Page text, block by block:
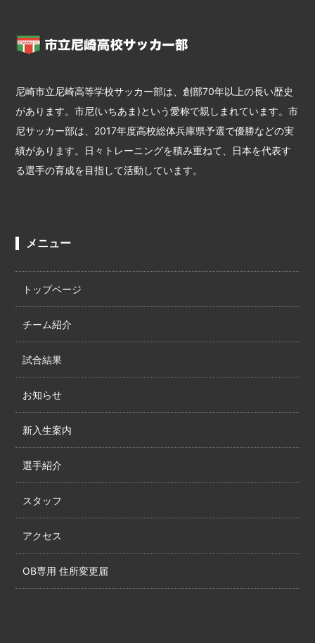
尼崎市立尼崎高等学校サッカー部は、創部70年以上の長い歴史
があります。市尼(いちあま)という愛称で親しまれています。市
尼サッカー部は、2017年度高校総体兵庫県予選で優勝などの実
績があります。日々トレーニングを積み重ねて、日本を代表す
る選手の育成を目指して活動しています。
メニュー
トップページ
チーム紹介
試合結果
お知らせ
新入生案内
選手紹介
スタッフ
アクセス
OB専用 住所変更届